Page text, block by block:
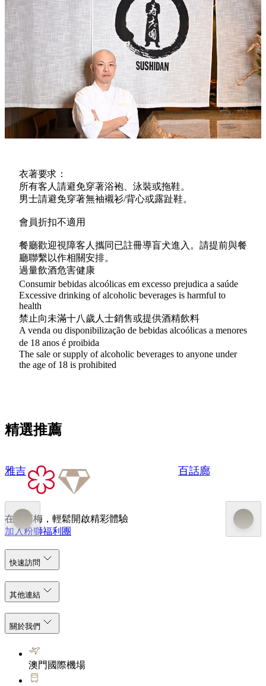
料理長
上野真人
料理長上野真人擁有近20年日式料理經驗，師承東京高級鮨店
Hakkoku掌舵人佐藤博之，其料理哲學融合傳統匠人精神與革
新，並以匠心雕琢每貫壽司的「黃金比率」，兼顧米粒空氣感
與味覺平衡，在澳門呈獻別具一格的席前壽司體驗。
衣著要求：
所有客人請避免穿著浴袍、泳裝或拖鞋。
男士請避免穿著無袖襯衫/背心或露趾鞋。
會員折扣不適用
餐廳歡迎視障客人攜同已註冊導盲犬進入。請提前與餐
廳聯繫以作相關安排。
過量飲酒危害健康
Consumir bebidas alcoólicas em excesso prejudica a saúde
Excessive drinking of alcoholic beverages is harmful to
health
禁止向未滿十八歲人士銷售或提供酒精飲料
A venda ou disponibilização de bebidas alcoólicas a menores
de 18 anos é proibida
The sale or supply of alcoholic beverages to anyone under
the age of 18 is prohibited
精選推薦
雅吉 百話廊
在美高梅，輕鬆開啟精彩體驗
加入粉獅福利團
快速訪問
其他連結
關於我們
澳門國際機場